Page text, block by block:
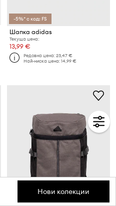
-5%* с код: FS
Шапка adidas
Текуща цена:
13,99 €
Редовна цена:23,47 €
Най-ниска цена:14,99 €
Нови колекции